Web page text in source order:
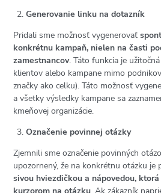
Generovanie linku na dotazník
Pridali sme možnosť vygenerovať
konkrétnu kampaň, nielen na časti
zamestnancov. Táto funkcia je
klientov alebo kampane mimo
značky ako celku). Táto možnosť
a všetky výsledky kampane sa
kmeňovej organizácie.
Označenie povinnej otázky
Zjemnili sme označenie povinných
upozornený, že na konkrétnu otázku je
sivou hviezdičkou a nápovedou,